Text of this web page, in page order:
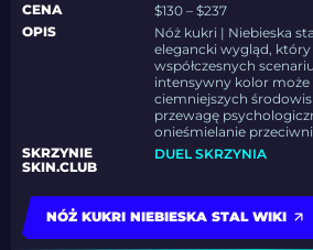
CENA
$130 – $237
OPIS
Nóż kukri | Niebieska
elegancki wygląd,
współczesnych
intensywny kolor
ciemniejszych
przewagę
onieśmielanie
SKRZYNIE
SKIN.CLUB
DUEL SKRZYNIA
NÓŻ KUKRI NIEBIESKA STAL WIKI